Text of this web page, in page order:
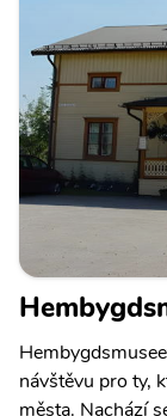
návštěvu pro ty,
města. Nachází